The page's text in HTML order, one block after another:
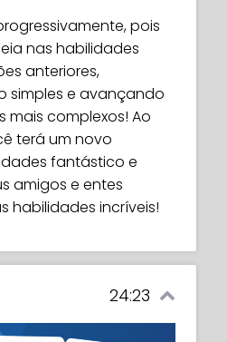
pois
nas habilidades
anteriores,
simples e avançando
mais complexos! Ao
terá um novo
fantástico e
amigos e entes
habilidades incríveis!
24:23